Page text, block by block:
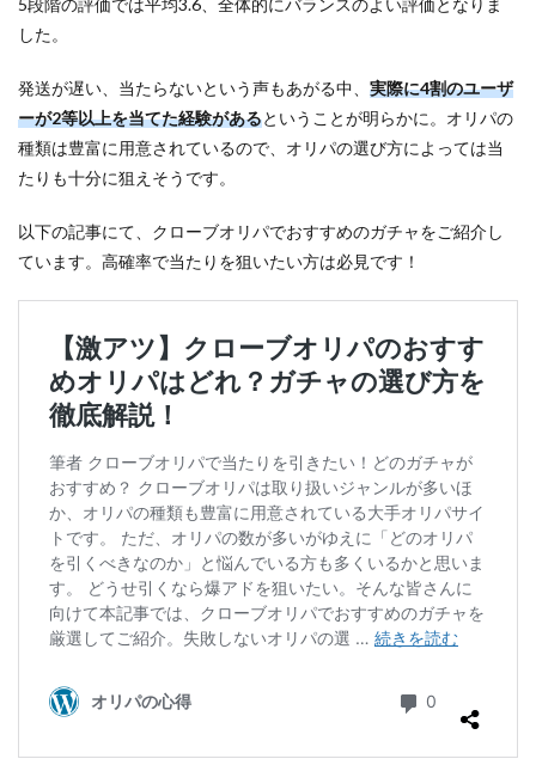
5段階の評価では平均3.6、全体的にバランスのよい評価となりま
した。
発送が遅い、当たらないという声もあがる中、 実際に4割のユーザ
ーが2等以上を当てた経験があるということが明らかに。オリパの
種類は豊富に用意されているので、オリパの選び方によっては当
たりも十分に狙えそうです。
以下の記事にて、クローブオリパでおすすめのガチャをご紹介し
ています。高確率で当たりを狙いたい方は必見です！